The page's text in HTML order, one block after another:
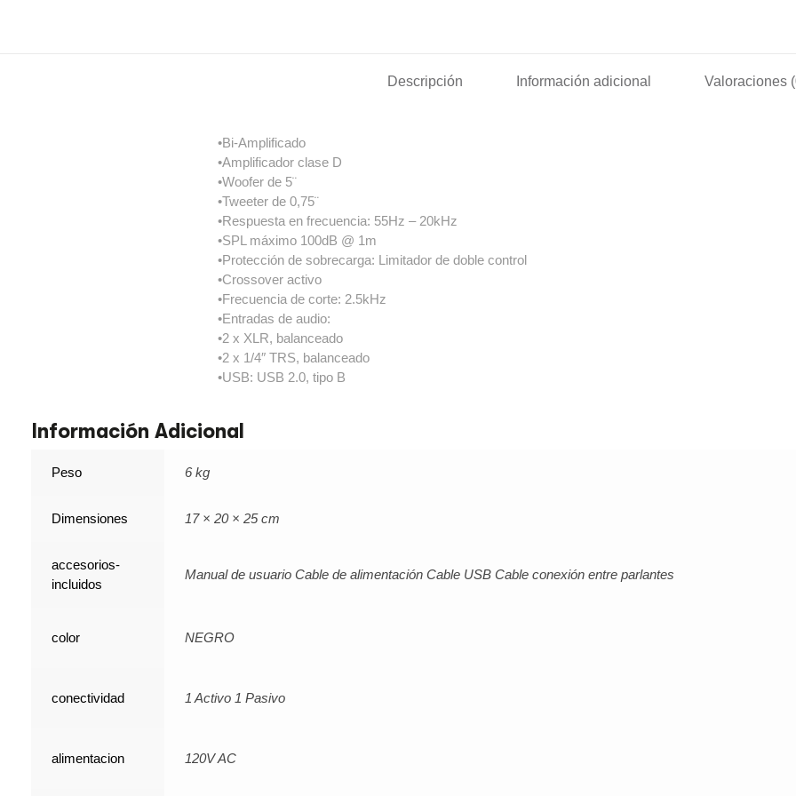
Descripción Información adicional Valoraciones
•Bi-Amplificado
•Amplificador clase D
•Woofer de 5¨
•Tweeter de 0,75¨
•Respuesta en frecuencia: 55Hz – 20kHz
•SPL máximo 100dB @ 1m
•Protección de sobrecarga: Limitador de doble control
•Crossover activo
•Frecuencia de corte: 2.5kHz
•Entradas de audio:
•2 x XLR, balanceado
•2 x 1/4″ TRS, balanceado
•USB: USB 2.0, tipo B
Información Adicional
Peso 6 kg
Dimensiones 17 × 20 × 25 cm
accesorios-
incluidos
Manual de usuario Cable de alimentación Cable USB Cable conexión entre parlantes
color NEGRO
conectividad 1 Activo 1 Pasivo
alimentacion 120V AC